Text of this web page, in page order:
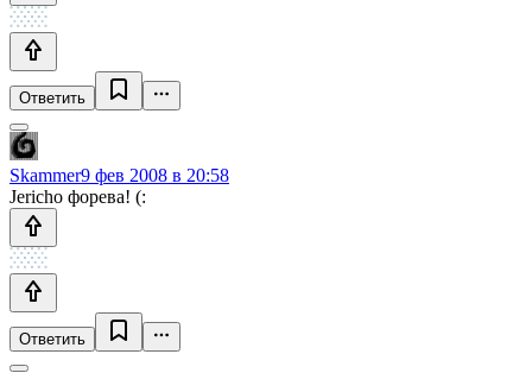
Ответить
Skammer9 фев 2008 в 20:58
Jericho форева! (:
Ответить